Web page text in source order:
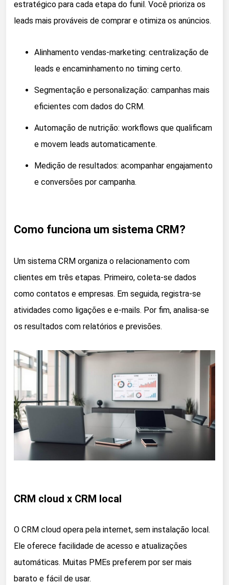
estratégico para cada etapa do funil. Você prioriza os
leads mais prováveis de comprar e otimiza os anúncios.
Alinhamento vendas-marketing: centralização de
leads e encaminhamento no timing certo.
Segmentação e personalização: campanhas mais
eficientes com dados do CRM.
Automação de nutrição: workflows que qualificam
e movem leads automaticamente.
Medição de resultados: acompanhar engajamento
e conversões por campanha.
Como funciona um sistema CRM?
Um sistema CRM organiza o relacionamento com
clientes em três etapas. Primeiro, coleta-se dados
como contatos e empresas. Em seguida, registra-se
atividades como ligações e e-mails. Por fim, analisa-se
os resultados com relatórios e previsões.
CRM cloud x CRM local
O CRM cloud opera pela internet, sem instalação local.
Ele oferece facilidade de acesso e atualizações
automáticas. Muitas PMEs preferem por ser mais
barato e fácil de usar.